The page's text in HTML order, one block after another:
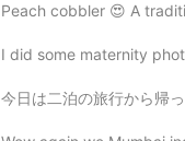
Taichi
Peach cobbler 😍 A
I did some maternity
今日は二泊の旅行から帰った。和歌山県の白浜に